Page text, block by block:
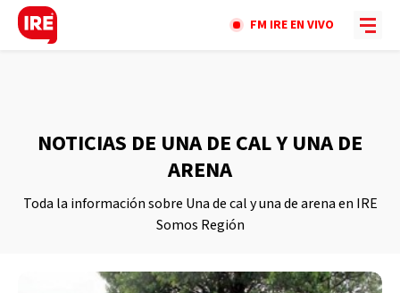
FM IRE EN VIVO
NOTICIAS DE UNA DE CAL Y UNA DE
ARENA
Toda la información sobre Una de cal y una de arena en IRE
Somos Región